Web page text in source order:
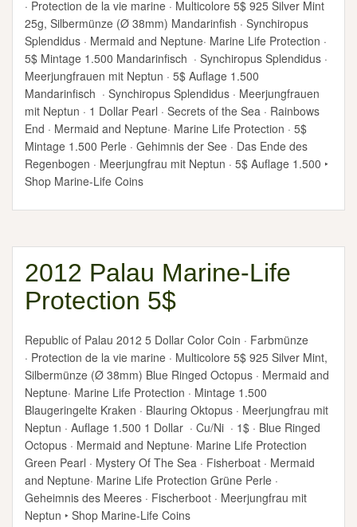
· Protection de la vie marine · Multicolore 5$ 925 Silver Mint
25g, Silbermünze (Ø 38mm) Mandarinfish · Synchiropus
Splendidus · Mermaid and Neptune· Marine Life Protection ·
5$ Mintage 1.500 Mandarinfisch · Synchiropus Splendidus ·
Meerjungfrauen mit Neptun · 5$ Auflage 1.500
Mandarinfisch · Synchiropus Splendidus · Meerjungfrauen
mit Neptun · 1 Dollar Pearl · Secrets of the Sea · Rainbows
End · Mermaid and Neptune· Marine Life Protection · 5$
Mintage 1.500 Perle · Gehimnis der See · Das Ende des
Regenbogen · Meerjungfrau mit Neptun · 5$ Auflage 1.500 ‣
Shop Marine-Life Coins
2012 Palau Marine-Life
Protection 5$
Republic of Palau 2012 5 Dollar Color Coin · Farbmünze
· Protection de la vie marine · Multicolore 5$ 925 Silver Mint,
Silbermünze (Ø 38mm) Blue Ringed Octopus · Mermaid and
Neptune· Marine Life Protection · Mintage 1.500
Blaugeringelte Kraken · Blauring Oktopus · Meerjungfrau mit
Neptun · Auflage 1.500 1 Dollar · Cu/Ni · 1$ · Blue Ringed
Octopus · Mermaid and Neptune· Marine Life Protection
Green Pearl · Mystery Of The Sea · Fisherboat · Mermaid
and Neptune· Marine Life Protection Grüne Perle ·
Geheimnis des Meeres · Fischerboot · Meerjungfrau mit
Neptun ‣ Shop Marine-Life Coins